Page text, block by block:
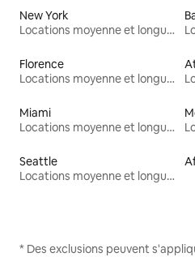
New York
Locations moyenne et longue durée
Florence
Locations moyenne et longue durée
Miami
Locations moyenne et longue durée
Seattle
Locations moyenne et longue durée
* Des exclusions peuvent